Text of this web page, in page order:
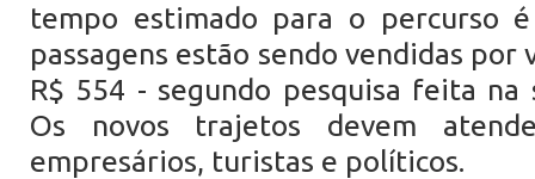
tempo estimado para o percurso
passagens estão sendo vendidas
R$ 554 - segundo pesquisa feita na
Os novos trajetos devem
empresários, turistas e políticos.